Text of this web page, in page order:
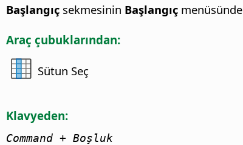
Başlangıç sekmesinin Başlangıç menüsünde
Araç çubuklarından:
Sütun Seç
Klavyeden:
Command + Boşluk